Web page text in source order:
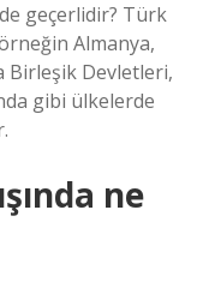
geçerlidir? Türk
Almanya,
Birleşik Devletleri,
gibi ülkelerde
ne